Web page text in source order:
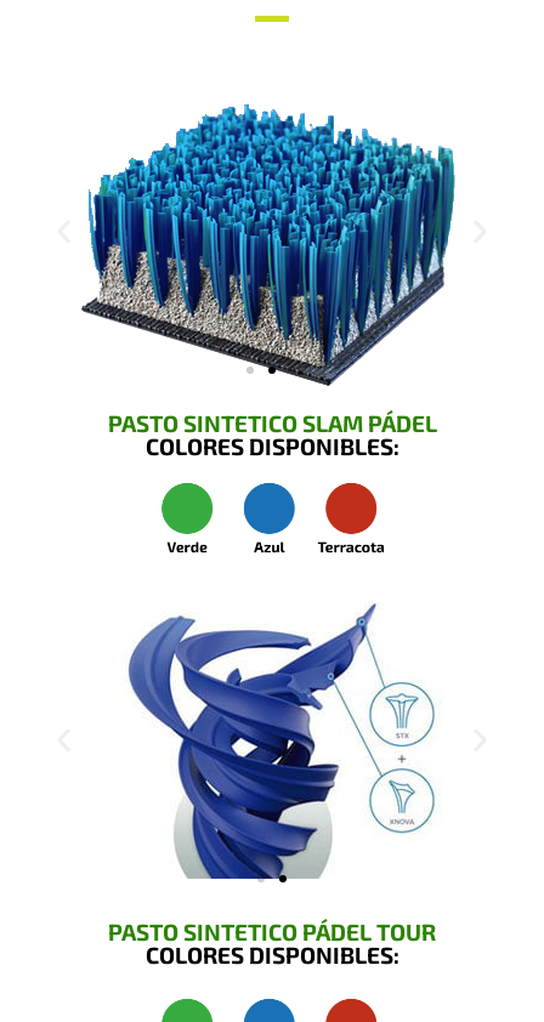
PASTO SINTETICO SLAM PÁDEL
COLORES DISPONIBLES:
PASTO SINTETICO PÁDEL TOUR
COLORES DISPONIBLES: